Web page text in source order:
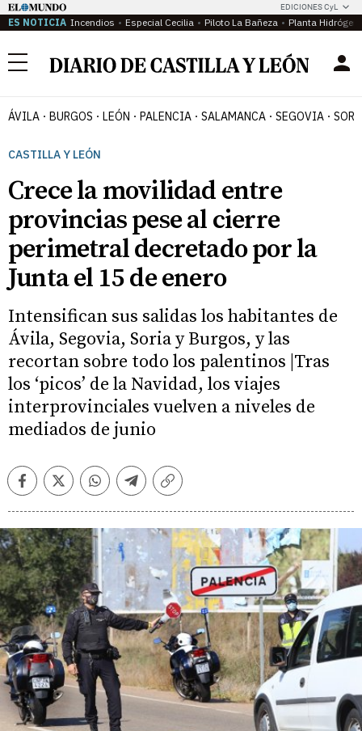
EDICIONES CyL
ES NOTICIA Incendios Especial Cecilia Piloto La Bañeza Planta
Menú
ÁVILA BURGOS LEÓN PALENCIA SALAMANCA SEGOVIA
CASTILLA Y LEÓN
Crece la movilidad entre
provincias pese al cierre
perimetral decretado por la
Junta el 15 de enero
Intensifican sus salidas los habitantes de
Ávila, Segovia, Soria y Burgos, y las
recortan sobre todo los palentinos |Tras
los ‘picos’ de la Navidad, los viajes
interprovinciales vuelven a niveles de
mediados de junio
FacebookTwitterWhatsappTelegramCopiar